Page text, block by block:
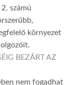
számú
környezet
BEZÁRT AZ
nem fogadhat